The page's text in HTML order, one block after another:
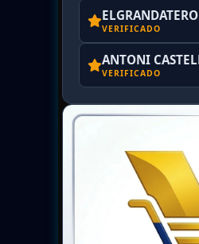
VERIFICADO
ANTONI
VERIFICADO